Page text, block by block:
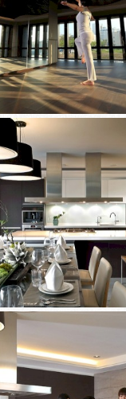
沅
新
訊
NEWS